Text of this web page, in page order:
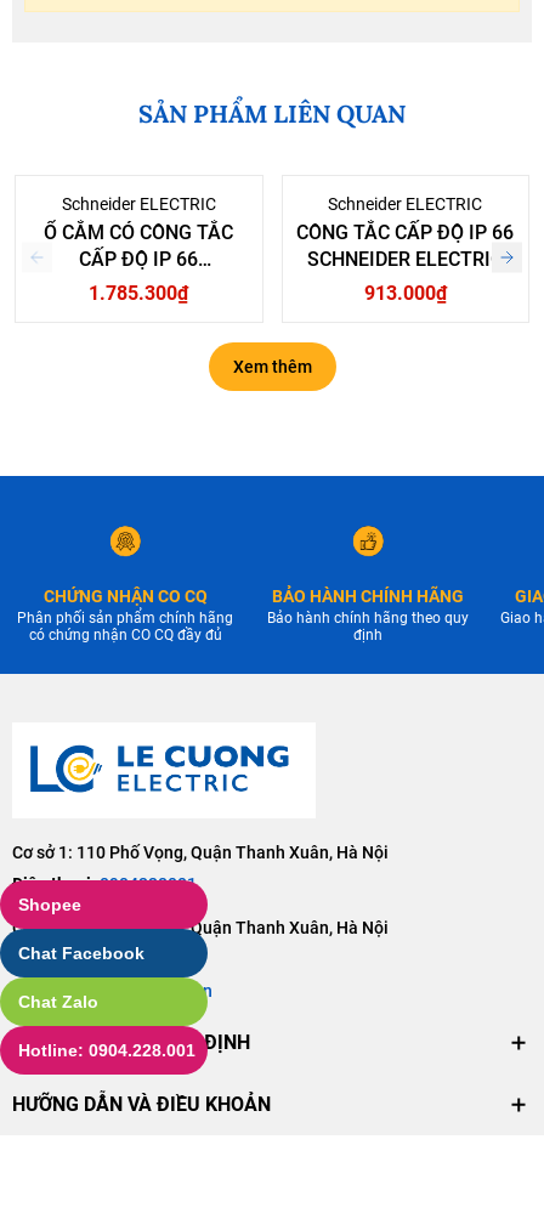
SẢN PHẨM LIÊN QUAN
Schneider ELECTRIC
Ổ CẮM CÓ CÔNG TẮC
CẤP ĐỘ IP 66
SCHNEIDER ELECTRIC
1.785.300₫
Schneider ELECTRIC
CÔNG TẮC CẤP ĐỘ IP 66
SCHNEIDER ELECTRIC
913.000₫
Xem thêm
CHỨNG NHẬN CO CQ
Phân phối sản phẩm chính hãng
có chứng nhận CO CQ đầy đủ
BẢO HÀNH CHÍNH HÃNG
Bảo hành chính hãng theo quy
định
Giao
Cơ sở 1: 110 Phố Vọng, Quận Thanh Xuân, Hà Nội
Điện thoại:0904228001
Cơ sở 2: 106 Phố Vọng, Quận Thanh Xuân, Hà Nội
Điện thoại:0904228001
Email:lc@dienlecuong.vn
CHÍNH SÁCH VÀ QUY ĐỊNH
HƯỠNG DẪN VÀ ĐIỀU KHOẢN
Shopee
Chat Facebook
Chat Zalo
Hotline: 0904.228.001